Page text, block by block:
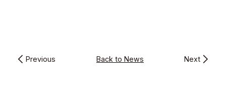
Previous Back to News Next